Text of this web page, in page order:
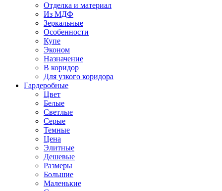
Отделка и материал
Из МДФ
Зеркальные
Особенности
Купе
Эконом
Назначение
В коридор
Для узкого коридора
Гардеробные
Цвет
Белые
Светлые
Серые
Темные
Цена
Элитные
Дешевые
Размеры
Большие
Маленькие